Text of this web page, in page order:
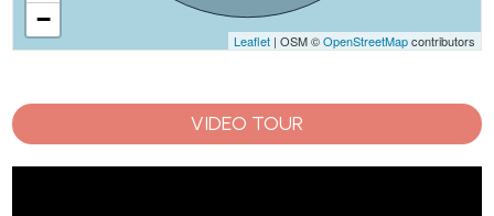
−
Leaflet| OSM ©OpenStreetMapcontributors
VIDEO TOUR